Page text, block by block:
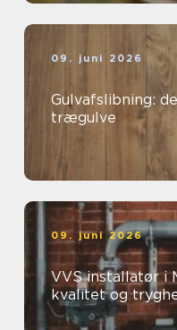
09. juni 2026
Gulvafslibning:
trægulve
09. juni 2026
VVS installatør i
kvalitet og